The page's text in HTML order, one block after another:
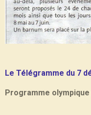
Le Télégramme du 7
Programme